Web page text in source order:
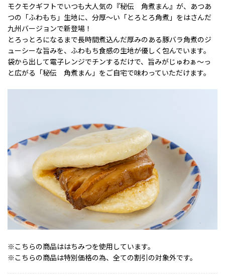
モクモクギフトでいつも大人気の『秘伝 角煮まん』が、あつあ
つの「ふわもち」生地に、分厚～い「とろとろ角煮」をはさんだ
九州バージョンで新登場！
とろっとろになるまで長時間煮込んだ厚みのある豚バラ角煮のジ
ューシーな旨みを、ふわもち食感の生地が優しく包んでいます。
袋から出して電子レンジでチンするだけで、旨みがじゅわぁ～っ
と広がる「秘伝 角煮まん」をご自宅で味わっていただけます。
※こちらの商品ははちみつを使用しています。
※こちらの商品は特別価格の為、全ての割引の対象外です。